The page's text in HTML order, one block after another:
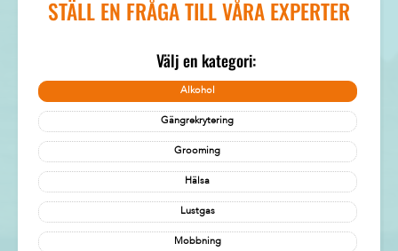
STÄLL EN FRÅGA TILL VÅRA EXPERTER
Välj en kategori:
Alkohol
Gängrekrytering
Grooming
Hälsa
Lustgas
Mobbning